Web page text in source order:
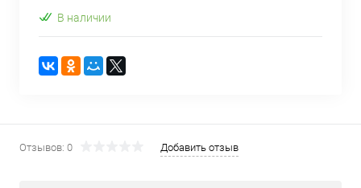
В наличии
Отзывов: 0 Добавить отзыв